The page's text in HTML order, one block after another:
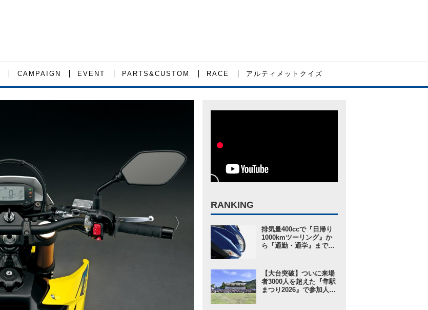
CAMPAIGN EVENT PARTS&CUSTOM RACE アルティメットクイズ
RANKING
排気量400ccで『日帰り
1000kmツーリング』か
ら『通勤・通学』まで1
変更を受けても価格はす
え置き!? 今となっては逆
にリーズナブルかも……
【スズキのバイク！ の新
【大台突破】ついに来場
者3000人を超えた『隼駅
まつり2026』で参加人数